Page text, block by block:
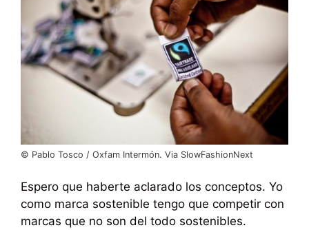
© Pablo Tosco / Oxfam Intermón. Via SlowFashionNext
Espero que haberte aclarado los conceptos. Yo
como marca sostenible tengo que competir con
marcas que no son del todo sostenibles.